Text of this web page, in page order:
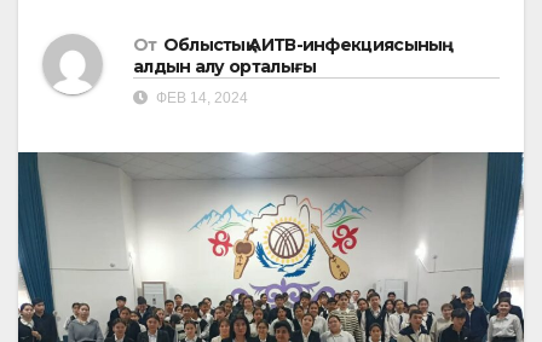
От Облыстық АИТВ-инфекциясының
алдын алу орталығы
ФЕВ 14, 2024